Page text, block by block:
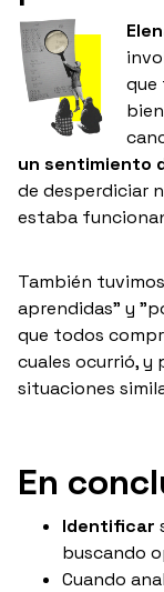
que
un sentimiento
de desperdiciar
estaba
También
aprendidas" y
que todos
cuales ocurrió,
situaciones
En
Identificar
buscando
Cuando